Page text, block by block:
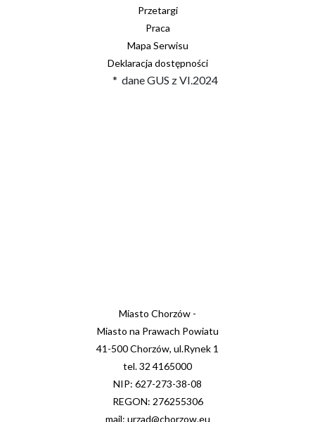
Przetargi
Praca
Mapa Serwisu
Deklaracja dostępności
* dane GUS z VI.2024
Miasto Chorzów -
Miasto na Prawach Powiatu
41-500 Chorzów, ul.Rynek 1
tel. 32 4165000
NIP: 627-273-38-08
REGON: 276255306
mail: urzad@chorzow.eu